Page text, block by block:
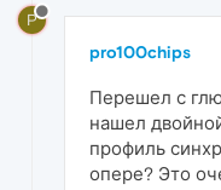
P
pro100chips
Перешел с
нашел
профиль
опере? Это